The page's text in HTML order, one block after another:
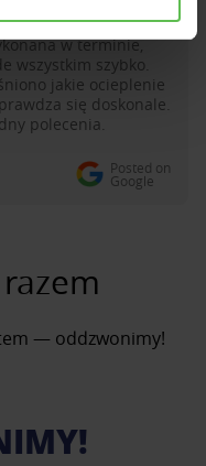
w terminie,
wszystkim szybko.
jakie ocieplenie
się doskonale.
polecenia.
Posted on
Google
— oddzwonimy!